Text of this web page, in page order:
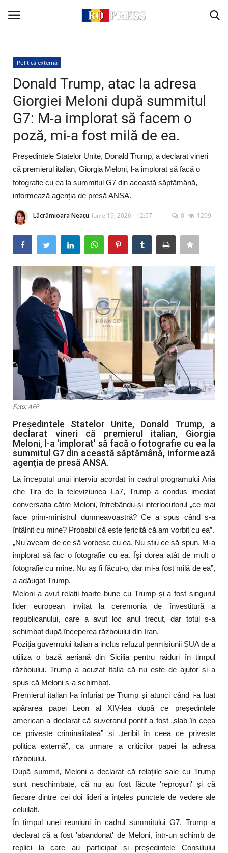
Conectare
Acasă
Intern
Extern
Politică
Socio-Economic
Monden
Artă & Cultură
Sănătate
Turism
Politică externă
Donald Trump, atac la adresa
Giorgiei Meloni după summitul
G7: M-a implorat să facem o
poză, mi-a fost milă de ea.
Președintele Statelor Unite, Donald Trump, a declarat vineri
că premierul italian, Giorgia Meloni, l-a implorat să facă o
fotografie cu ea la summitul G7 din această săptămână,
informează agenția de presă ANSA.
Lăcrămioara Neațu Iunie 19, 2026 - 12:57 0 1299
Foto: AFP
Președintele Statelor Unite, Donald Trump, a
declarat vineri că premierul italian, Giorgia
Meloni, l-a 'implorat' să facă o fotografie cu ea la
summitul G7 din această săptămână, informează
agenția de presă ANSA.
La începutul unui interviu acordat în cadrul programului Aria
che Tira de la televiziunea La7, Trump a condus imediat
conversația către Meloni, întrebându-și interlocutorul „ce mai
face prim-ministrul dumneavoastră? Ce a spus când s-a
întâlnit cu mine? Probabil că este fericită că am vorbit cu ea”.
„Nu aveam de ce să vorbesc cu ea. Nu știu ce să spun. M-a
implorat să fac o fotografie cu ea. Își dorea atât de mult o
fotografie cu mine. Nu aș fi făcut-o, dar mi-a fost milă de ea”,
a adăugat Trump.
Meloni a avut relații foarte bune cu Trump și a fost singurul
lider european invitat la ceremonia de învestitură a
republicanului, care a avut loc anul trecut, dar totul s-a
schimbat după începerea războiului din Iran.
Poziția guvernului italian a inclus refuzul permisiunii SUA de a
utiliza o bază aeriană din Sicilia pentru raiduri în timpul
războiului. Trump a acuzat Italia că nu este de ajutor și a
spus că Meloni s-a schimbat.
Premierul italian l-a înfuriat pe Trump și atunci când i-a luat
apărarea papei Leon al XIV-lea după ce președintele
american a declarat că suveranul pontif a fost „slab în ceea
ce privește criminalitatea” și „teribil în ceea ce privește
politica externă”, ca urmare a criticilor papei la adresa
războiului.
După summit, Meloni a declarat că relațiile sale cu Trump
sunt neschimbate, că nu au fost făcute 'reproșuri' și că
fiecare dintre cei doi lideri a înțeles punctele de vedere ale
celuilalt.
În timpul unei reuniuni în cadrul summitului G7, Trump a
declarat că a fost 'abandonat' de Meloni, într-un schimb de
replici la care au participat și președintele Consiliului